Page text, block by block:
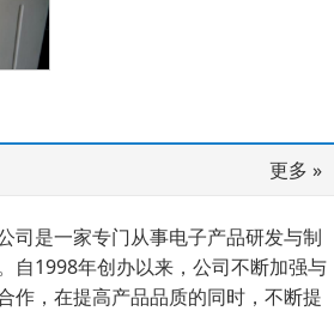
更多 »
司是一家专门从事电子产品研发与制
自1998年创办以来，公司不断加强与
作，在提高产品品质的同时，不断提